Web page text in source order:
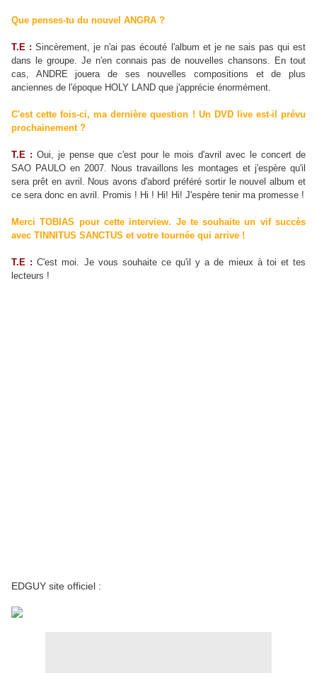
Que penses-tu du nouvel ANGRA ?
T.E : Sincèrement, je n'ai pas écouté l'album et je ne sais pas qui est
dans le groupe. Je n'en connais pas de nouvelles chansons. En tout
cas, ANDRE jouera de ses nouvelles compositions et de plus
anciennes de l'époque HOLY LAND que j'apprécie énormément.
C'est cette fois-ci, ma dernière question ! Un DVD live est-il prévu
prochainement ?
T.E : Oui, je pense que c'est pour le mois d'avril avec le concert de
SAO PAULO en 2007. Nous travaillons les montages et j'espère qu'il
sera prêt en avril. Nous avons d'abord préféré sortir le nouvel album et
ce sera donc en avril. Promis ! Hi ! Hi! Hi! J'espère tenir ma promesse !
Merci TOBIAS pour cette interview. Je te souhaite un vif succès
avec TINNITUS SANCTUS et votre tournée qui arrive !
T.E : C'est moi. Je vous souhaite ce qu'il y a de mieux à toi et tes
lecteurs !
EDGUY site officiel :